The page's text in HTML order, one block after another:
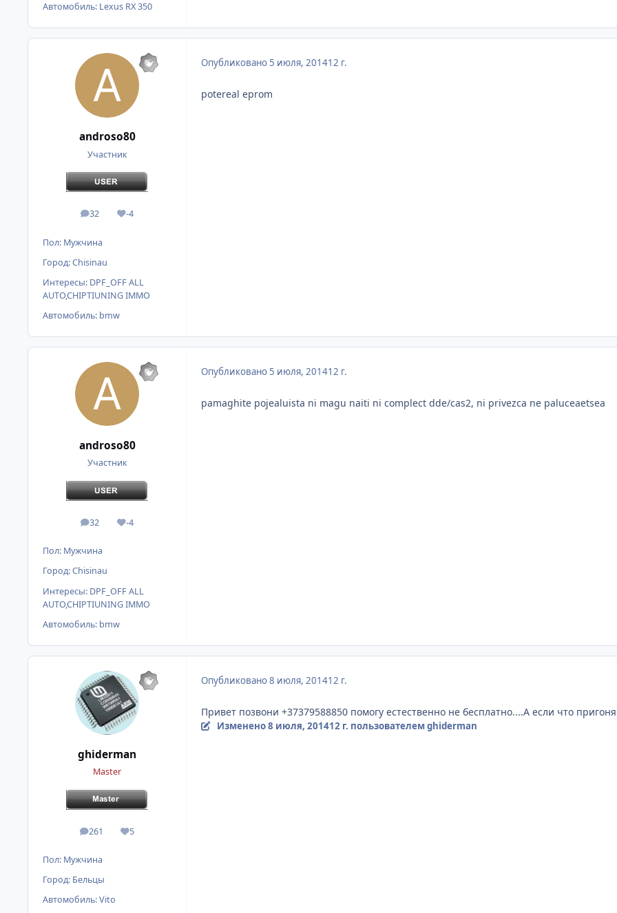
Автомобиль: Lexus RX 350
androso80
Участник
32
сообщения
-4
Репутация
Пол: Мужчина
Город:Chisinau
Интересы: DPF_OFF ALL
AUTO,CHIPTIUNING IMMO
Автомобиль: bmw
Опубликовано 5 июля, 201412 г.
potereal eprom
androso80
Участник
32
сообщения
-4
Репутация
Пол: Мужчина
Город:Chisinau
Интересы: DPF_OFF ALL
AUTO,CHIPTIUNING IMMO
Автомобиль: bmw
Опубликовано 5 июля, 201412 г.
pamaghite pojealuista ni magu naiti ni complect dde/cas2, ni privezca ne paluceaetsea
ghiderman
Master
261
сообщения
5
Репутация
Пол: Мужчина
Город: Бельцы
Автомобиль:Vito
Опубликовано8 июля, 201412 г.
Привет позвони +37379588850 помогу естественно не бесплатно....А если что
Изменено8 июля, 201412 г. пользователем ghiderman